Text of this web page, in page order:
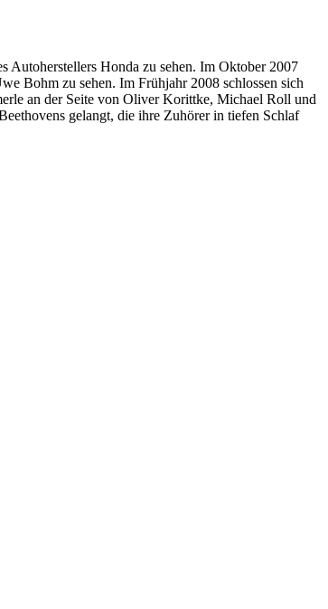
Autoherstellers Honda zu sehen. Im Oktober 2007
Bohm zu sehen. Im Frühjahr 2008 schlossen sich
an der Seite von Oliver Korittke, Michael Roll und
gelangt, die ihre Zuhörer in tiefen Schlaf